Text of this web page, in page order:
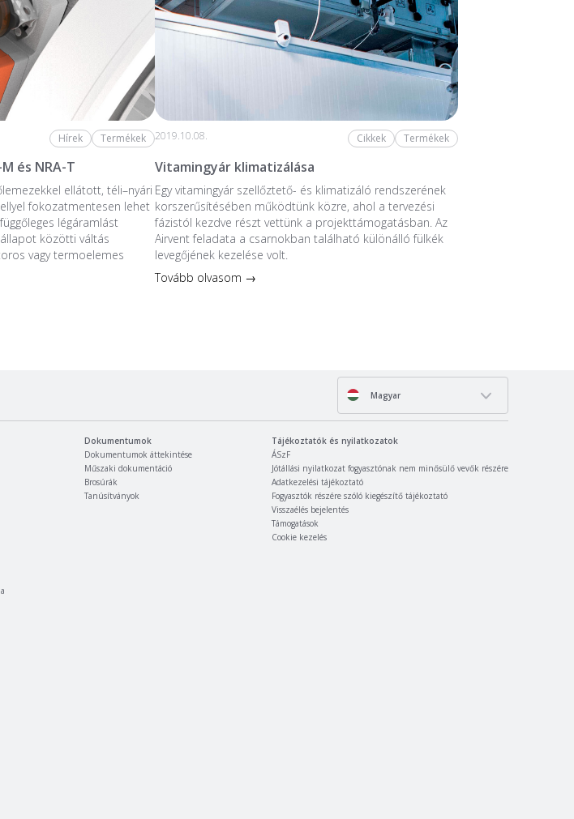
Hírek Termékek
és NRA-T
ellátott, téli–nyári
fokozatmentesen lehet
légáramlást
közötti váltás
vagy termoelemes
2019.10.08. Cikkek Termékek
Vitamingyár klimatizálása
Egy vitamingyár szellőztető- és klimatizáló rendszerének
korszerűsítésében működtünk közre, ahol a tervezési
fázistól kezdve részt vettünk a projekttámogatásban. Az
Airvent feladata a csarnokban található különálló fülkék
levegőjének kezelése volt.
Tovább olvasom →
Magyar
Dokumentumok
Dokumentumok áttekintése
Műszaki dokumentáció
Brosúrák
Tanúsítványok
Tájékoztatók és nyilatkozatok
ÁSzF
Jótállási nyilatkozat fogyasztónak nem minősülő vevők részére
Adatkezelési tájékoztató
Fogyasztók részére szóló kiegészítő tájékoztató
Visszaélés bejelentés
Támogatások
Cookie kezelés